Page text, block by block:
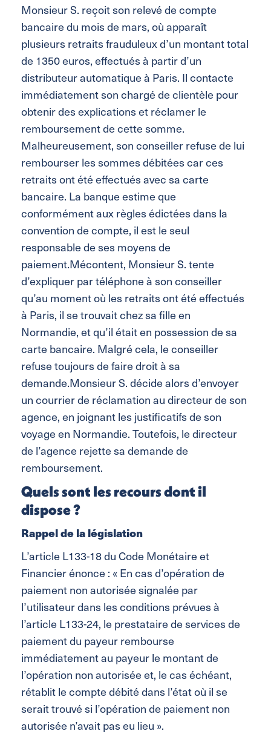
Monsieur S. reçoit son relevé de compte
bancaire du mois de mars, où apparaît
plusieurs retraits frauduleux d’un montant total
de 1350 euros, effectués à partir d’un
distributeur automatique à Paris. Il contacte
immédiatement son chargé de clientèle pour
obtenir des explications et réclamer le
remboursement de cette somme.
Malheureusement, son conseiller refuse de lui
rembourser les sommes débitées car ces
retraits ont été effectués avec sa carte
bancaire. La banque estime que
conformément aux règles édictées dans la
convention de compte, il est le seul
responsable de ses moyens de
paiement.Mécontent, Monsieur S. tente
d’expliquer par téléphone à son conseiller
qu’au moment où les retraits ont été effectués
à Paris, il se trouvait chez sa fille en
Normandie, et qu’il était en possession de sa
carte bancaire. Malgré cela, le conseiller
refuse toujours de faire droit à sa
demande.Monsieur S. décide alors d’envoyer
un courrier de réclamation au directeur de son
agence, en joignant les justificatifs de son
voyage en Normandie. Toutefois, le directeur
de l’agence rejette sa demande de
remboursement.
Quels sont les recours dont il
dispose ?
Rappel de la législation
L’article L133-18 du Code Monétaire et
Financier énonce : « En cas d’opération de
paiement non autorisée signalée par
l’utilisateur dans les conditions prévues à
l’article L133-24, le prestataire de services de
paiement du payeur rembourse
immédiatement au payeur le montant de
l’opération non autorisée et, le cas échéant,
rétablit le compte débité dans l’état où il se
serait trouvé si l’opération de paiement non
autorisée n’avait pas eu lieu ».